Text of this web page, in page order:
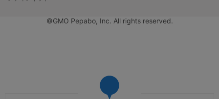
©GMO Pepabo, Inc. All rights reserved.